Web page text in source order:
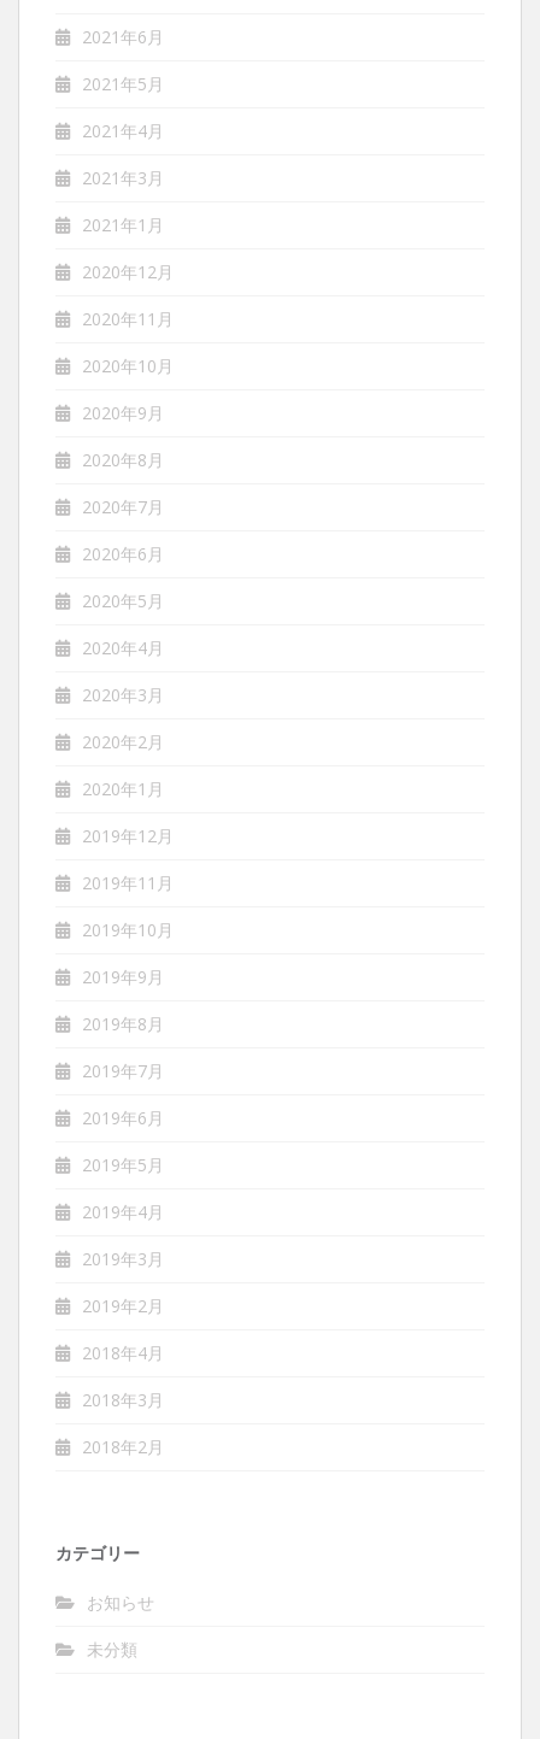
2021年6月
2021年5月
2021年4月
2021年3月
2021年1月
2020年12月
2020年11月
2020年10月
2020年9月
2020年8月
2020年7月
2020年6月
2020年5月
2020年4月
2020年3月
2020年2月
2020年1月
2019年12月
2019年11月
2019年10月
2019年9月
2019年8月
2019年7月
2019年6月
2019年5月
2019年4月
2019年3月
2019年2月
2018年4月
2018年3月
2018年2月
カテゴリー
お知らせ
未分類